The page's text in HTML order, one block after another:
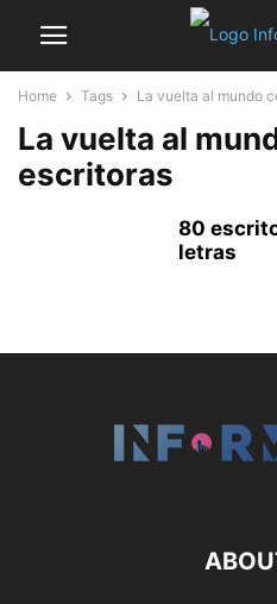
Home Tags La vuelta al mundo
La vuelta al
escritoras
80
letras